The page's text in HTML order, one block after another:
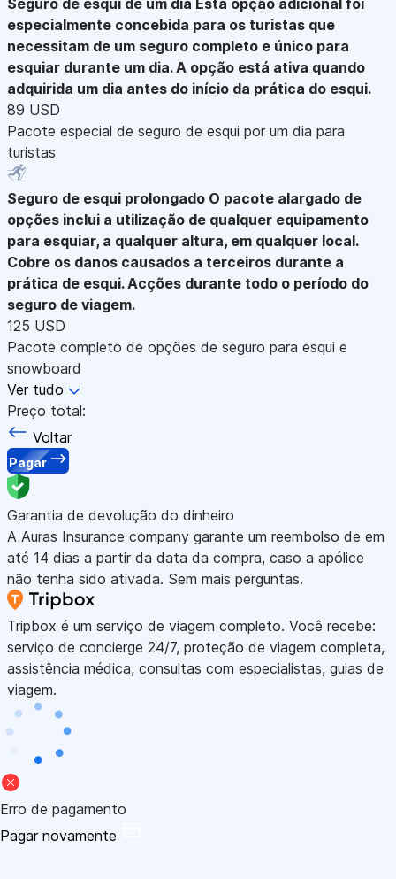
especialmente concebida para os turistas que
necessitam de um seguro completo e único para
esquiar durante um dia. A opção está ativa quando
adquirida um dia antes do início da prática do esqui.
89 USD
Pacote especial de seguro de esqui por um dia para
turistas
Seguro de esqui prolongado O pacote alargado de
opções inclui a utilização de qualquer equipamento
para esquiar, a qualquer altura, em qualquer local.
Cobre os danos causados a terceiros durante a
prática de esqui. Acções durante todo o período do
seguro de viagem.
125 USD
Pacote completo de opções de seguro para esqui e
snowboard
Ver tudo
Preço total:
Voltar
Pagar
Garantia de devolução do dinheiro
A Auras Insurance company garante um reembolso de em
até 14 dias a partir da data da compra, caso a apólice
não tenha sido ativada. Sem mais perguntas.
Tripbox é um serviço de viagem completo. Você recebe:
serviço de concierge 24/7, proteção de viagem completa,
assistência médica, consultas com especialistas, guias de
viagem.
Erro de pagamento
Pagar novamente